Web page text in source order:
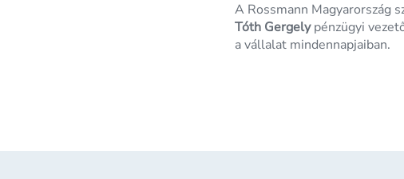
A Rossmann Magyarország
Tóth Gergelypénzügyi
a vállalat mindennapjaiban.
Lábléc